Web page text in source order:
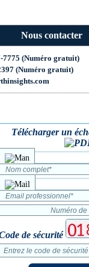
Nous contacter
7775 (Numéro gratuit)
(Numéro gratuit)
Télécharger un
de sécurité